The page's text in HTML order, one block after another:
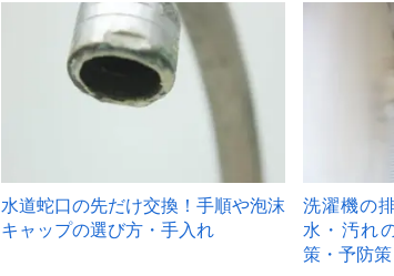
水道蛇口の先だけ交換！手順や泡沫
キャップの選び方・手入れ
洗濯機の
水・汚れ
策・予防策